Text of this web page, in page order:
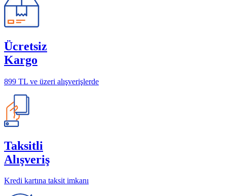
Ücretsiz
Kargo
899 TL ve üzeri alışverişlerde
Taksitli
Alışveriş
Kredi kartına taksit imkanı